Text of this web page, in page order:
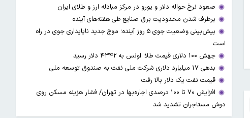
صعود نرخ حواله دلار و یورو در مرکز مبادله ارز و طلای ایران
برطرف شدن محدودیت‌ برق صنایع طی هفته‌های آینده
پیش‌بینی وضعیت جوی ۵ روز آینده؛ موج جدید ناپایداری جوی در راه
است
جهش ۱۰۰ دلاری قیمت طلا؛ اونس به ۴۳۴۲ دلار رسید
بدهی ۱۷ میلیارد دلاری شرکت ملی نفت به صندوق توسعه ملی
قیمت نفت یک دلار بالا رفت
افزایش ۷۰ تا ۱۰۰ درصدی اجاره‌بها در تهران/ فشار هزینه مسکن روی
دوش مستاجران تشدید شد